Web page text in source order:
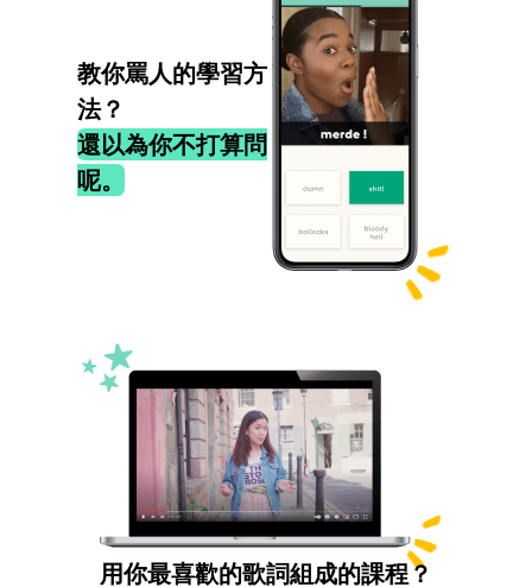
教你罵人的學習方
法？
還以為你不打算問
呢。
用你最喜歡的歌詞組成的課程？